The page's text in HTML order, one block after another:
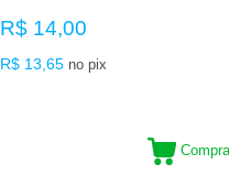
R$ 14,00
R$ 13,65 no pix